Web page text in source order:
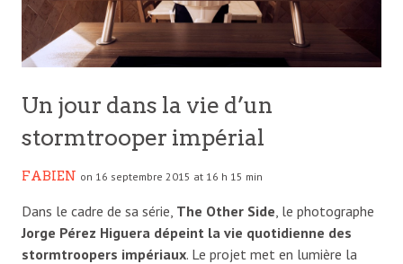
Un jour dans la vie d’un
stormtrooper impérial
FABIEN on 16 septembre 2015 at 16 h 15 min
Dans le cadre de sa série, The Other Side , le photographe
Jorge Pérez Higuera dépeint la vie quotidienne des
stormtroopers impériaux. Le projet met en lumière la